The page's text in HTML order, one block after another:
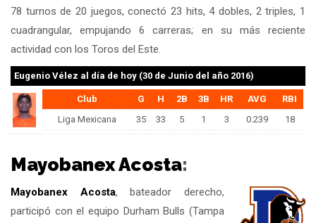
78 turnos de 20 juegos, conectó 23 hits, 4 dobles, 2 triples, 1
cuadrangular, empujando 6 carreras; en su más reciente
actividad con los Toros del Este.
Eugenio Vélez al día de hoy (30 de Junio del año 2016)
Club G H 2B 3B HR AVG
RBI
Liga Mexicana
35 33 5 1 3 0.239 18
Mayobanex Acosta:
Mayobanex Acosta, bateador derecho,
participó con el equipo Durham Bulls (Tampa